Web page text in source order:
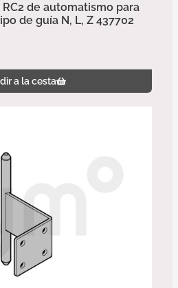
de automatismo para
de guía N, L, Z 437702
a la cesta